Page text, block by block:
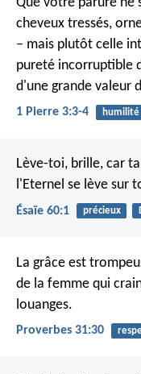
cheveux tressés,
– mais plutôt celle
pureté incorruptible
d'une grande valeur
1 Pierre 3:3-4 humilité
Lève-toi, brille, car
l'Eternel se lève sur
Ésaïe 60:1 précieux
La grâce est
de la femme qui
louanges.
Proverbes 31:30